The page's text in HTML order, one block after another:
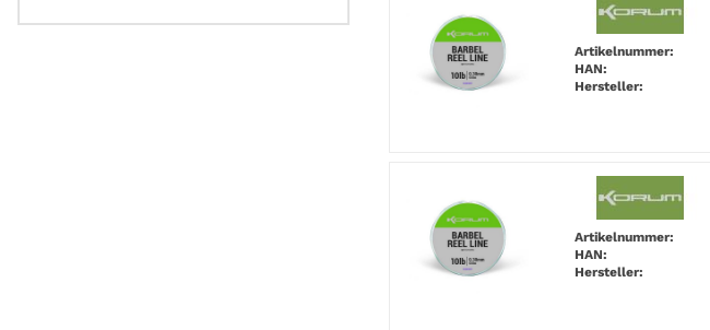
Artikelnummer:
HAN:
Hersteller:
Artikelnummer:
HAN:
Hersteller: